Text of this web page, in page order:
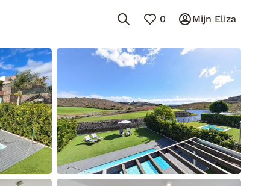
0 Mijn Eliza